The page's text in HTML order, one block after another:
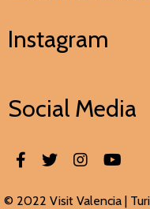
Instagram
Social Media
© 2022 Visit Valencia |